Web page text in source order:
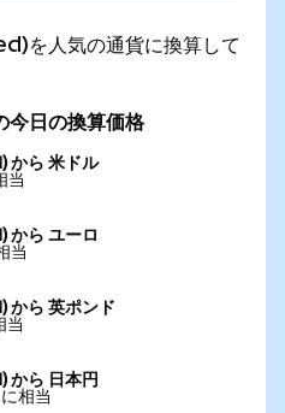
人気の通貨に換算して
今日の換算価格
から 米ドル
当
ら ユーロ
当
ら 英ポンド
当
ら 日本円
相当